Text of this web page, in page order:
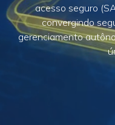
acesso seguro
convergindo
gerenciamento